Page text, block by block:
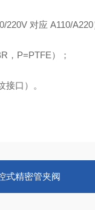
对应 A110/A220
，P=PTFE）；
接口）。
式精密管夹阀